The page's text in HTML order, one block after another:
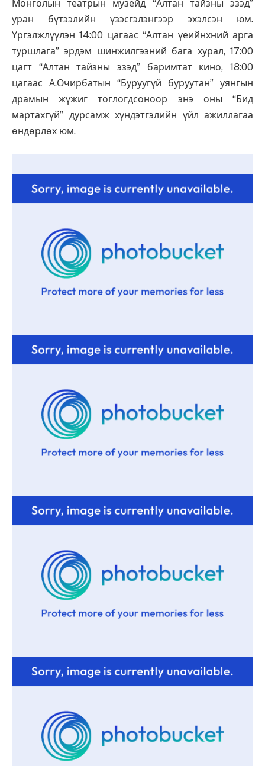
Монголын театрын музейд “Алтан тайзны эзэд”
уран бүтээлийн үзэсгэлэнгээр эхэлсэн юм.
Үргэлжлүүлэн 14:00 цагаас “Алтан үеийнхний арга
туршлага” эрдэм шинжилгээний бага хурал, 17:00
цагт “Алтан тайзны эзэд” баримтат кино, 18:00
цагаас А.Очирбатын “Буруугүй буруутан” уянгын
драмын жүжиг тоглогдсоноор энэ оны “Бид
мартахгүй” дурсамж хүндэтгэлийн үйл ажиллагаа
өндөрлөх юм.